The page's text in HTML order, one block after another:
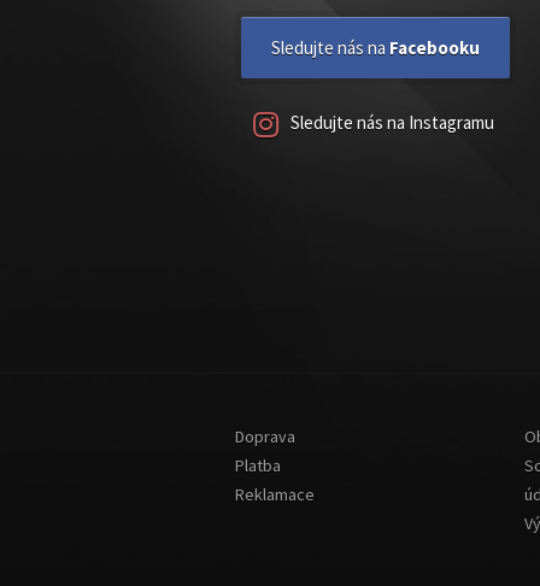
Sledujte nás na Facebooku
Sledujte nás na Instagramu
Doprava
Platba
Reklamace